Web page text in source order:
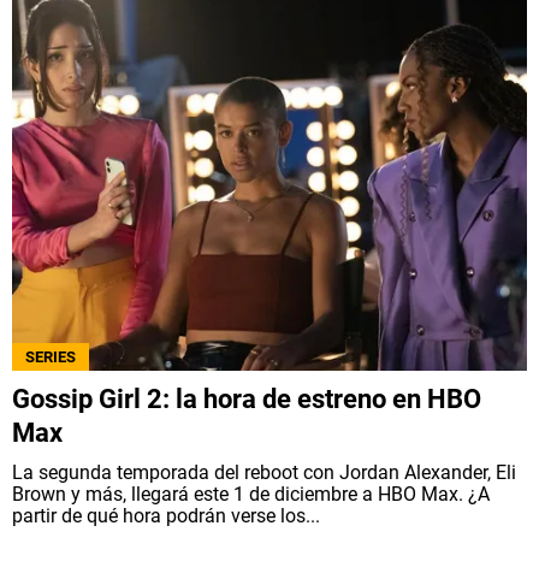
SERIES
Gossip Girl 2: la hora de estreno en HBO
Max
La segunda temporada del reboot con Jordan Alexander, Eli
Brown y más, llegará este 1 de diciembre a HBO Max. ¿A
partir de qué hora podrán verse los...